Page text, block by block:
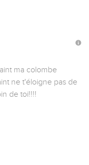
ma colombe
ne t'éloigne pas de
de toi!!!!